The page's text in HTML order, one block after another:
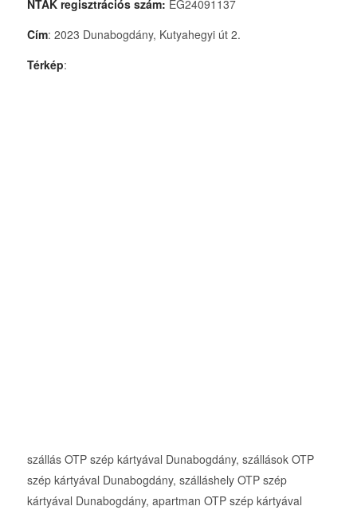
NTAK regisztrációs szám: EG24091137
Cím: 2023 Dunabogdány, Kutyahegyi út 2.
Térkép:
szállás OTP szép kártyával Dunabogdány, szállások OTP
szép kártyával Dunabogdány, szálláshely OTP szép
kártyával Dunabogdány, apartman OTP szép kártyával